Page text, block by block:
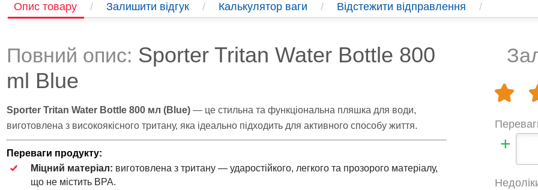
Опис товару / Залишити відгук / Калькулятор ваги / Відстежити відправлення /
Повний опис: Sporter Tritan Water Bottle 800
ml Blue
Sporter Tritan Water Bottle 800 мл (Blue) — це стильна та функціональна пляшка для води,
виготовлена з високоякісного тритану, яка ідеально підходить для активного способу життя.
Переваги продукту:
Міцний матеріал: виготовлена з тритану — ударостійкого, легкого та прозорого матеріалу,
що не містить BPA.
+